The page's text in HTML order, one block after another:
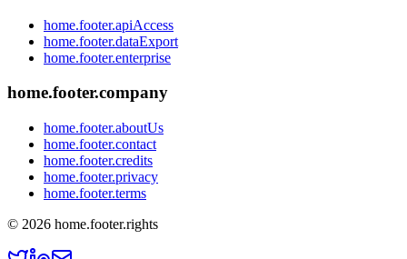
home.footer.apiAccess
home.footer.dataExport
home.footer.enterprise
home.footer.company
home.footer.aboutUs
home.footer.contact
home.footer.credits
home.footer.privacy
home.footer.terms
© 2026 home.footer.rights